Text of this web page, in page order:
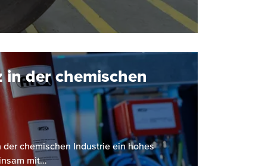
der chemischen
chemischen Industrie ein hohes
mit…